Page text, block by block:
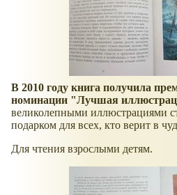
В 2010 году книга получила
номинации "Лучшая
великолепными иллюстрациями
подарком для всех, кто верит в
Для чтения взрослыми детям.